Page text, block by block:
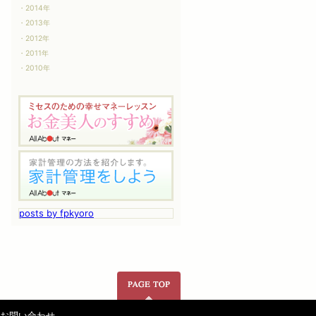
2014年
2013年
2012年
2011年
2010年
posts by fpkyoro